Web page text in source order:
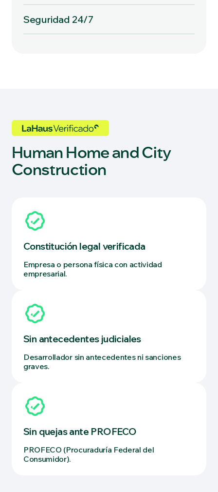
Seguridad 24/7
Human Home and City
Construction
Constitución legal verificada
Empresa o persona física con actividad
empresarial.
Sin antecedentes judiciales
Desarrollador sin antecedentes ni sanciones
graves.
Sin quejas ante PROFECO
PROFECO (Procuraduría Federal del
Consumidor).